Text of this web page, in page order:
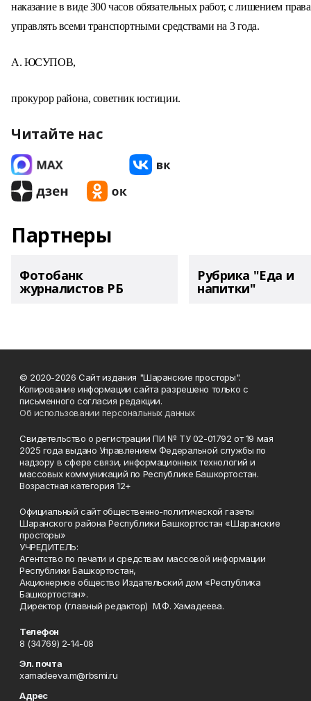
наказание в виде 300 часов обязательных работ, с лишением права
управлять всеми транспортными средствами на 3 года.
А. ЮСУПОВ,
прокурор района, советник юстиции.
Читайте нас
Партнеры
Фотобанк
журналистов РБ
Рубрика "Еда и
напитки"
© 2020-2026 Сайт издания "Шаранские просторы".
Копирование информации сайта разрешено только с
письменного согласия редакции.
Об использовании персональных данных
Свидетельство о регистрации ПИ № ТУ 02-01792 от 19 мая
2025 года выдано Управлением Федеральной службы по
надзору в сфере связи, информационных технологий и
массовых коммуникаций по Республике Башкортостан.
Возрастная категория 12+
Официальный сайт общественно-политической газеты
Шаранского района Республики Башкортостан «Шаранские
просторы»
УЧРЕДИТЕЛЬ:
Агентство по печати и средствам массовой информации
Республики Башкортостан,
Акционерное общество Издательский дом «Республика
Башкортостан».
Директор (главный редактор) М.Ф. Хамадеева.
Телефон
8 (34769) 2-14-08
Эл. почта
xamadeeva.m@rbsmi.ru
Адрес